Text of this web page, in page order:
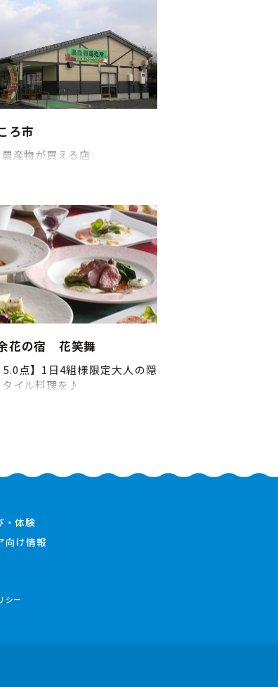
ろ市
産物が買える店
花の宿 花笑舞
5.0点】1日4組様限定大人の隠
イル料理を♪
・体験
向け情報
シー